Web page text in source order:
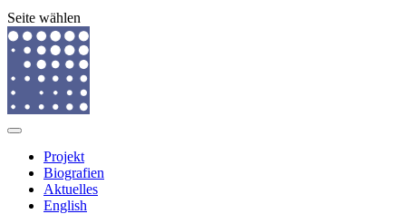
Seite wählen
Projekt
Biografien
Aktuelles
English